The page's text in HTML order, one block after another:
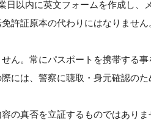
以内に英文フォームを作成し、
許証原本の代わりにはなりませ
ん。常にパスポートを携帯する事
には、警察に聴取・身元確認のた
の真否を立証するものではあり